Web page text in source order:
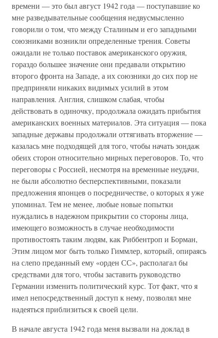
времени — это был август 1942 года — поступавшие ко
мне разведывательные сообщения недвусмысленно
говорили о том, что между Сталиным и его западными
союзниками возникли определенные трения. Советы
ожидали не только поставок американского оружия,
гораздо большее значение они предавали открытию
второго фронта на Западе, а их союзники до сих пор не
предприняли никаких видимых усилий в этом
направления. Англия, слишком слабая, чтобы
действовать в одиночку, продолжала ожидать прибытия
американских военных материалов. Эта ситуация — пока
западные державы продолжали оттягивать вторжение —
казалась мне подходящей для того, чтобы начать зондаж
обеих сторон относительно мирных переговоров. То, что
переговоры с Россией, несмотря на временные неудачи,
не были абсолютно бесперспективными, показали
предложения японцев о посредничестве, о которых я уже
упоминал. Тем не менее, любые новые попытки
нуждались в надежном прикрытии со стороны лица,
имеющего возможность в случае необходимости
противостоять таким людям, как Риббентроп и Борман,
Этим лицом мог быть только Гиммлер, который, опираясь
на слепо преданный ему «орден СС», располагал бы
средствами для того, чтобы заставить руководство
Германии изменить политический курс. Тот факт, что я
имел непосредственный доступ к нему, позволял мне
надеяться приблизиться к своей цели.
В начале августа 1942 года меня вызвали на доклад в